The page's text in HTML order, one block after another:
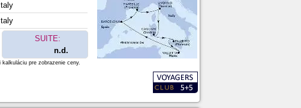
SUITE:
n.d.
pre zobrazenie ceny.